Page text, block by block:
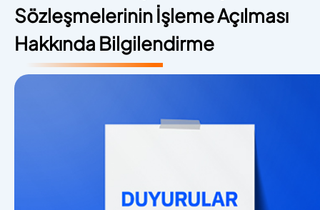
Sözleşmelerinin İşleme Açılması
Hakkında Bilgilendirme